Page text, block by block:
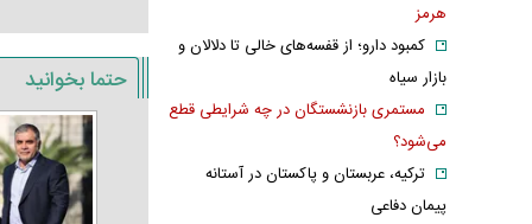
حتما بخوانید
هرمز
کمبود دارو؛ از قفسه‌های خالی تا دلالان و
بازار سیاه
مستمری بازنشستگان در چه شرایطی قطع
می‌شود؟
ترکیه، عربستان و پاکستان در آستانه
پیمان دفاعی